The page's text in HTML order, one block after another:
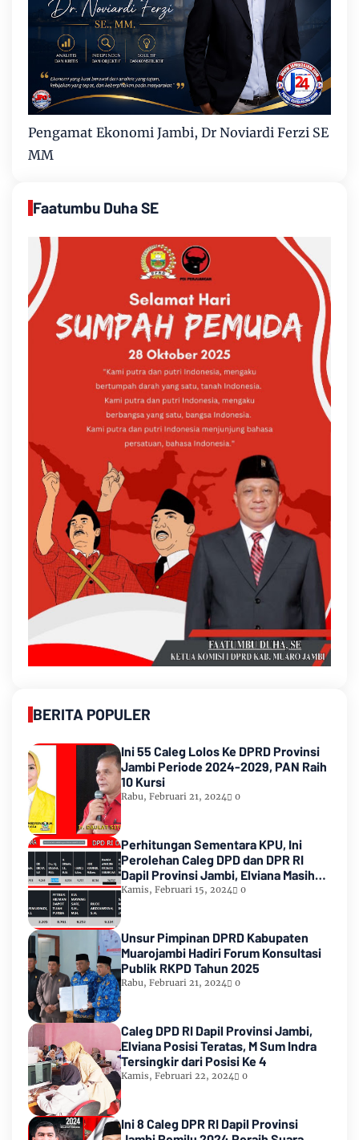
Pengamat Ekonomi Jambi, Dr Noviardi Ferzi SE
MM
Faatumbu Duha SE
BERITA POPULER
Ini 55 Caleg Lolos Ke DPRD Provinsi
Jambi Periode 2024-2029, PAN Raih
10 Kursi
Rabu, Februari 21, 2024 0
Perhitungan Sementara KPU, Ini
Perolehan Caleg DPD dan DPR RI
Dapil Provinsi Jambi, Elviana Masih
Urutan Kedua Teratas
Kamis, Februari 15, 2024 0
Unsur Pimpinan DPRD Kabupaten
Muarojambi Hadiri Forum Konsultasi
Publik RKPD Tahun 2025
Rabu, Februari 21, 2024 0
Caleg DPD RI Dapil Provinsi Jambi,
Elviana Posisi Teratas, M Sum Indra
Tersingkir dari Posisi Ke 4
Kamis, Februari 22, 2024 0
Ini 8 Caleg DPR RI Dapil Provinsi